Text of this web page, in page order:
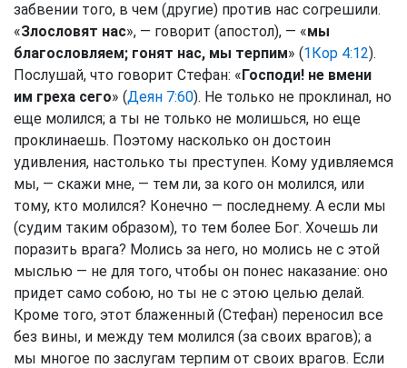
забвении того, в чем (другие) против нас согрешили.
«Злословят нас», — говорит (апостол), — «мы
благословляем; гонят нас, мы терпим» (1Кор 4:12).
Послушай, что говорит Стефан: «Господи! не вмени
им греха сего» (Деян 7:60). Не только не проклинал, но
еще молился; а ты не только не молишься, но еще
проклинаешь. Поэтому насколько он достоин
удивления, настолько ты преступен. Кому удивляемся
мы, — скажи мне, — тем ли, за кого он молился, или
тому, кто молился? Конечно — последнему. А если мы
(судим таким образом), то тем более Бог. Хочешь ли
поразить врага? Молись за него, но молись не с этой
мыслью — не для того, чтобы он понес наказание: оно
придет само собою, но ты не с этою целью делай.
Кроме того, этот блаженный (Стефан) переносил все
без вины, и между тем молился (за своих врагов); а
мы многое по заслугам терпим от своих врагов. Если